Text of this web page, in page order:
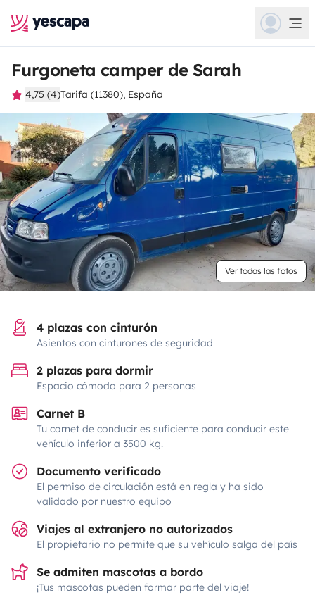
Furgoneta camper de Sarah
4,75 (4)Tarifa (11380), España
Ver todas las fotos
4 plazas con cinturón
Asientos con cinturones de seguridad
2 plazas para dormir
Espacio cómodo para 2 personas
Carnet B
Tu carnet de conducir es suficiente para conducir este
vehículo inferior a 3500 kg.
Documento verificado
El permiso de circulación está en regla y ha sido
validado por nuestro equipo
Viajes al extranjero no autorizados
El propietario no permite que su vehículo salga del país
Se admiten mascotas a bordo
¡Tus mascotas pueden formar parte del viaje!